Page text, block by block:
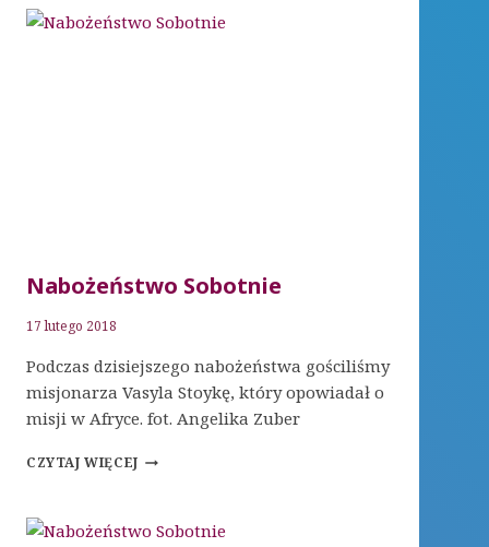
Nabożeństwo Sobotnie
17 lutego 2018
Podczas dzisiejszego nabożeństwa gościliśmy
misjonarza Vasyla Stoykę, który opowiadał o
misji w Afryce. fot. Angelika Zuber
CZYTAJ WIĘCEJNABOŻEŃSTWO